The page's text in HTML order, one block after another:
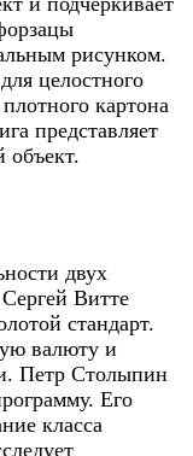
рисунком.
целостного
картона
представляет
объект.
двух
Витте
стандарт.
валюту и
Петр Столыпин
Его
класса